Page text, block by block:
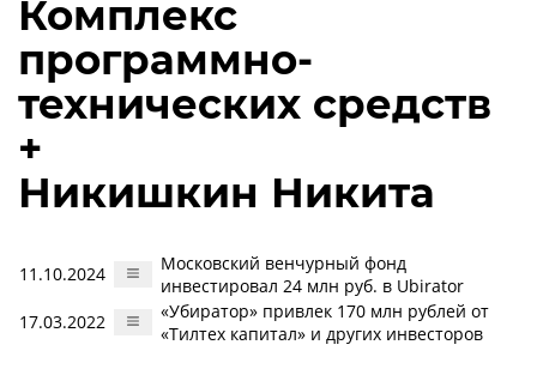
Комплекс
программно-
технических средств
+
Никишкин Никита
11.10.2024
Московский венчурный фонд
инвестировал 24 млн руб. в Ubirator
17.03.2022
«Убиратор» привлек 170 млн рублей от
«Тилтех капитал» и других инвесторов